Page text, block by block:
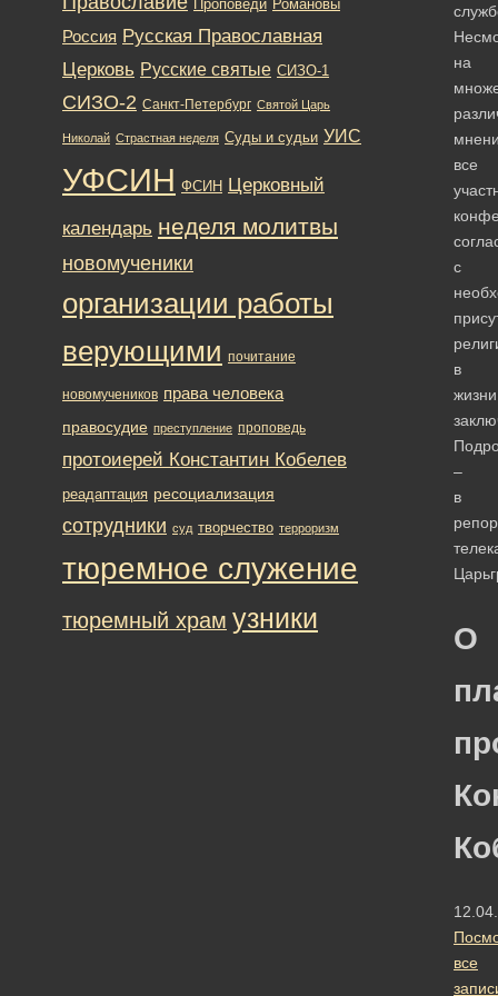
на
все
с
в
жизни
–
в
О
все
Проповеди Романовы
Россия Русская Православная
Церковь Русские святые СИЗО-1
СИЗО-2 Санкт-Петербург Святой Царь
Николай Страстная неделя Суды и судьи УИС
УФСИН ФСИН Церковный
календарь неделя молитвы
новомученики
организации работы
верующими почитание
новомучеников права человека
правосудие преступление проповедь
протоиерей Константин Кобелев
реадаптация ресоциализация
сотрудники суд творчество терроризм
тюремное служение
тюремный храм узники